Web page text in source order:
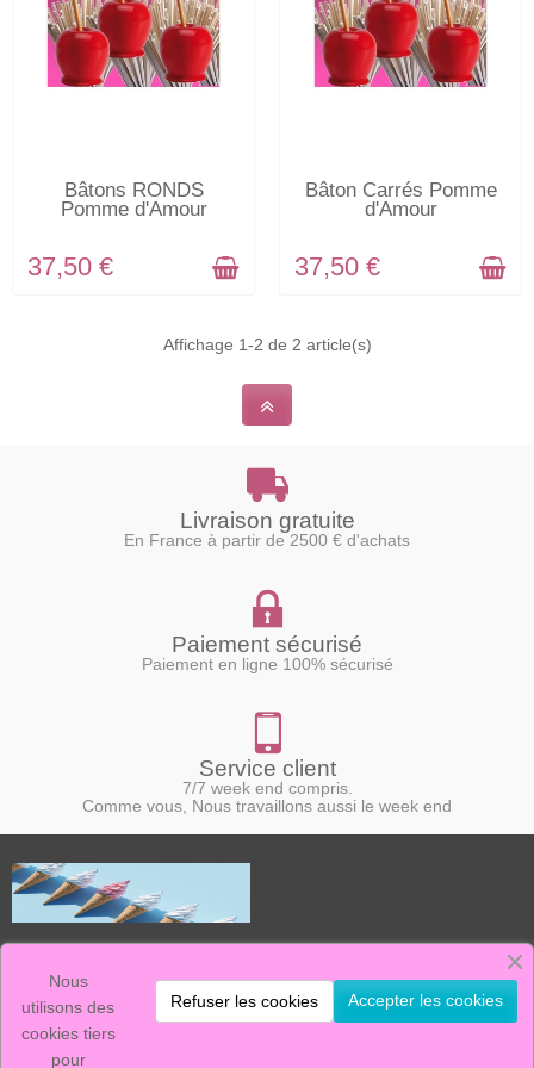
EN STOCK
Bâtons RONDS
Pomme d'Amour
37,50 €
EN STOCK
Bâton Carrés Pomme
d'Amour
37,50 €
Affichage 1-2 de 2 article(s)
Livraison gratuite
En France à partir de 2500 € d'achats
Paiement sécurisé
Paiement en ligne 100% sécurisé
Service client
7/7 week end compris.
Comme vous, Nous travaillons aussi le week end
Un stock de pièces détachées, ainsi qu'un service après vente efficace.
nous sommes présents sur ce marché depuis plus de 20 ans, avec des
produits réputés fiables et simples d'utilisation.
Nous
utilisons des
cookies tiers
pour
Accepter les cookies
Refuser les cookies